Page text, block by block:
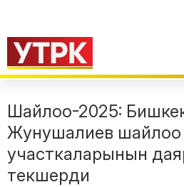
Шайлоо-2025:
Жунушалиев шайлоо
участкаларынын
текшерди